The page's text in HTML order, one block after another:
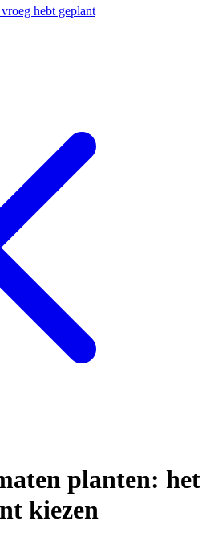
hebt geplant
planten: het
kiezen